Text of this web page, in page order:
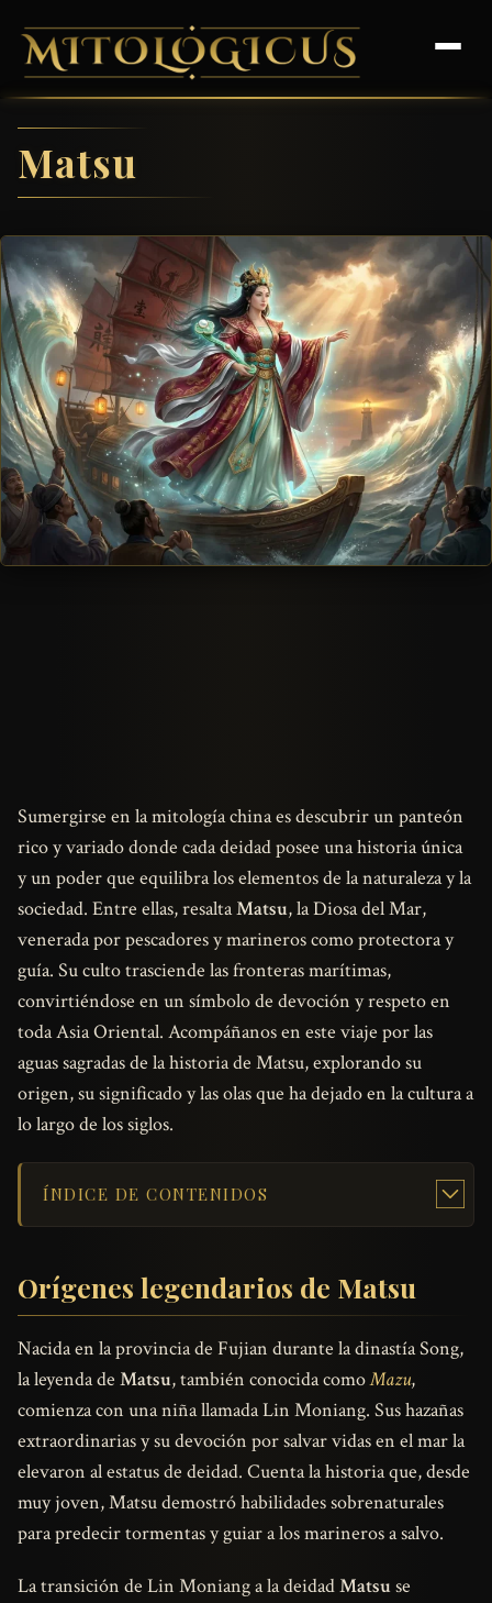
Matsu
Sumergirse en la mitología china es descubrir un panteón
rico y variado donde cada deidad posee una historia única
y un poder que equilibra los elementos de la naturaleza y la
sociedad. Entre ellas, resaltaMatsu, la Diosa del Mar,
venerada por pescadores y marineros como protectora y
guía. Su culto trasciende las fronteras marítimas,
convirtiéndose en un símbolo de devoción y respeto en
toda Asia Oriental. Acompáñanos en este viaje por las
aguas sagradas de la historia de Matsu, explorando su
origen, su significado y las olas que ha dejado en la cultura a
lo largo de los siglos.
ÍNDICE DE CONTENIDOS
Orígenes legendarios de Matsu
Nacida en la provincia de Fujian durante la dinastía Song,
la leyenda de Matsu, también conocida comoMazu,
comienza con una niña llamada Lin Moniang. Sus hazañas
extraordinarias y su devoción por salvar vidas en el mar la
elevaron al estatus de deidad. Cuenta la historia que, desde
muy joven, Matsu demostró habilidades sobrenaturales
para predecir tormentas y guiar a los marineros a salvo.
La transición de Lin Moniang a la deidadMatsuse